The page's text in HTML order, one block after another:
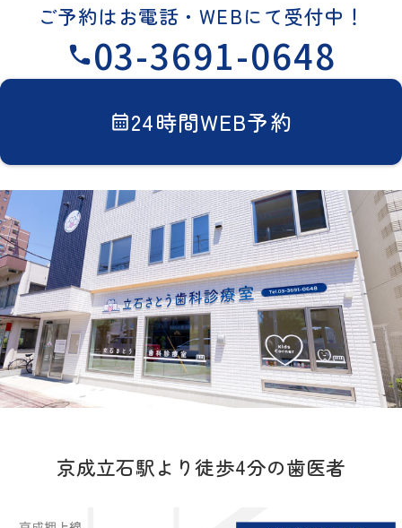
ご予約はお電話・WEBにて受付中！
03-3691-0648
24時間WEB予約
京成立石駅より徒歩4分の歯医者